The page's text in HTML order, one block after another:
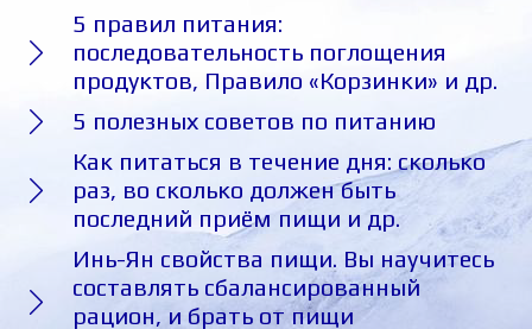
5 правил питания:
последовательность поглощения
продуктов, Правило «Корзинки» и др.
5 полезных советов по питанию
Как питаться в течение дня: сколько
раз, во сколько должен быть
последний приём пищи и др.
Инь-Ян свойства пищи. Вы научитесь
составлять сбалансированный
рацион, и брать от пищи